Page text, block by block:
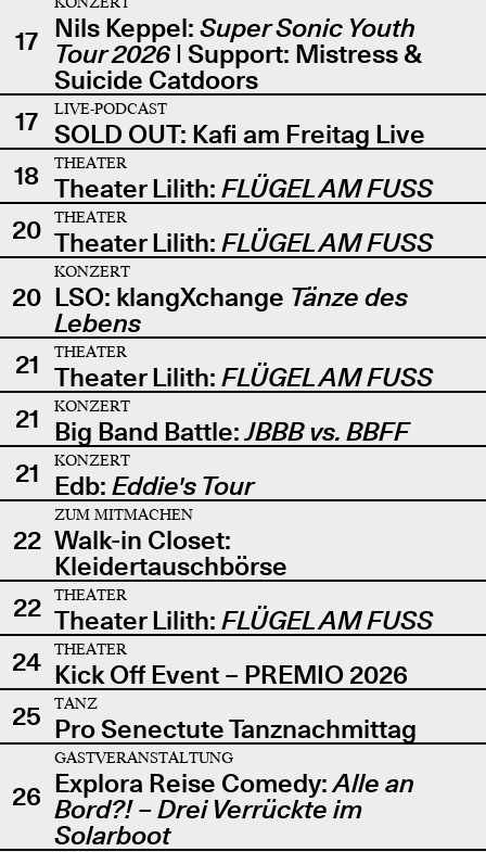
17 Nils Keppel: Super Sonic Youth
Tour 2026| Support: Mistress &
Suicide Catdoors
17
LIVE-PODCAST
SOLD OUT: Kafi am Freitag Live
18
THEATER
Theater Lilith: FLÜGEL AM FUSS
20
THEATER
Theater Lilith: FLÜGEL AM FUSS
20
KONZERT
LSO: klangXchange Tänze des
Lebens
21
THEATER
Theater Lilith: FLÜGEL AM FUSS
21
KONZERT
Big Band Battle:JBBB vs. BBFF
21
KONZERT
Edb: Eddie's Tour
22
ZUM MITMACHEN
Walk-in Closet:
Kleidertauschbörse
22
THEATER
Theater Lilith: FLÜGEL AM FUSS
24
THEATER
Kick Off Event – PREMIO 2026
25
TANZ
Pro Senectute Tanznachmittag
26
GASTVERANSTALTUNG
Explora Reise Comedy:Alle an
Bord?! – Drei Verrückte im
Solarboot